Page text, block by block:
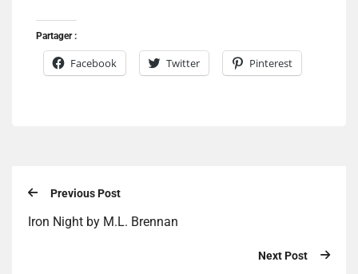
Partager :
Facebook Twitter Pinterest
Previous Post
Iron Night by M.L. Brennan
Next Post